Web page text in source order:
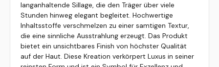
langanhaltende Sillage, die den Träger über viele
Stunden hinweg elegant begleitet. Hochwertige
Inhaltsstoffe verschmelzen zu einer samtigen Textur,
die eine sinnliche Ausstrahlung erzeugt. Das Produkt
bietet ein unsichtbares Finish von höchster Qualität
auf der Haut. Diese Kreation verkörpert Luxus in seiner